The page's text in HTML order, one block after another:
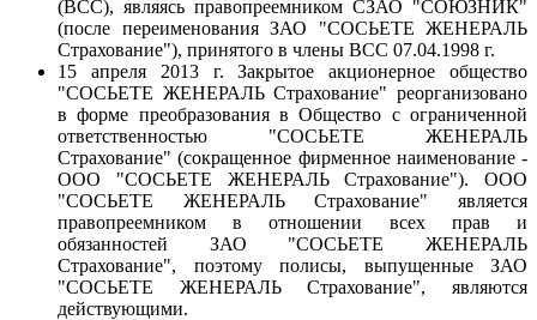
(ВСС), являясь правопреемником СЗАО "СОЮЗНИК"
(после переименования ЗАО "СОСЬЕТЕ ЖЕНЕРАЛЬ
Страхование"), принятого в члены ВСС 07.04.1998 г.
15 апреля 2013 г. Закрытое акционерное общество
"СОСЬЕТЕ ЖЕНЕРАЛЬ Страхование" реорганизовано
в форме преобразования в Общество с ограниченной
ответственностью "СОСЬЕТЕ ЖЕНЕРАЛЬ
Страхование" (сокращенное фирменное наименование -
ООО "СОСЬЕТЕ ЖЕНЕРАЛЬ Страхование"). ООО
"СОСЬЕТЕ ЖЕНЕРАЛЬ Страхование" является
правопреемником в отношении всех прав и
обязанностей ЗАО "СОСЬЕТЕ ЖЕНЕРАЛЬ
Страхование", поэтому полисы, выпущенные ЗАО
"СОСЬЕТЕ ЖЕНЕРАЛЬ Страхование", являются
действующими.